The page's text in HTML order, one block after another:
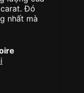
Đó
nhất mà